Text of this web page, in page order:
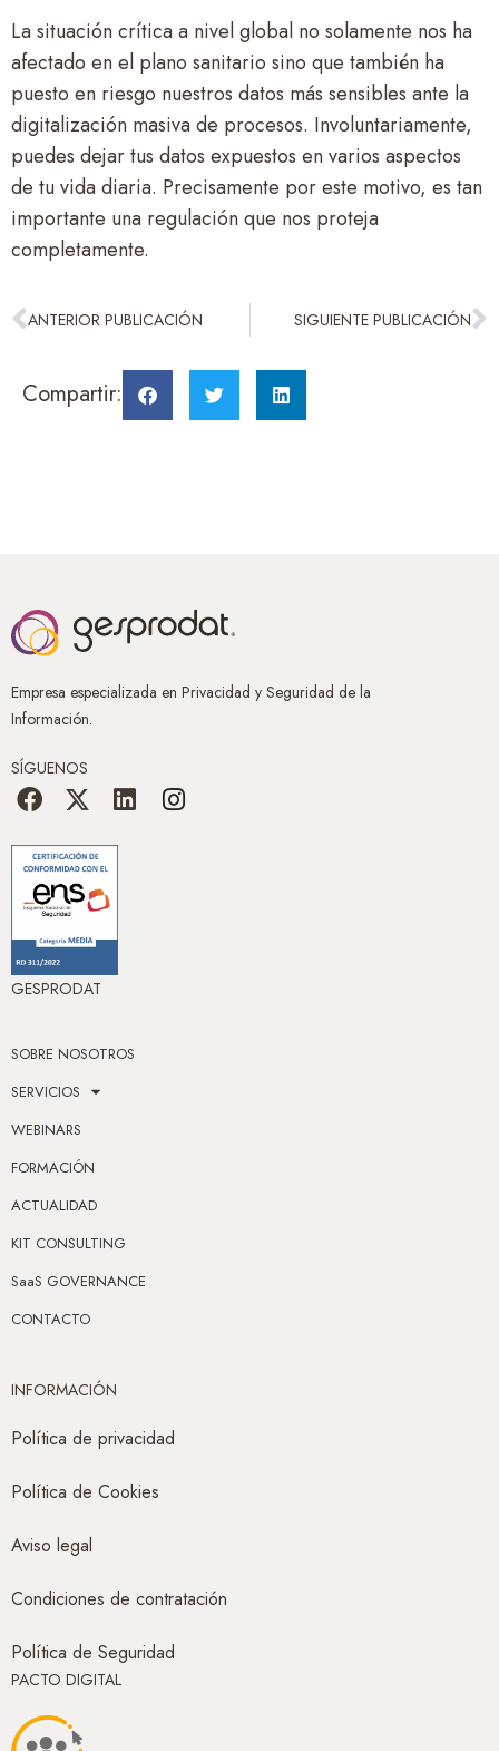
La situación crítica a nivel global no solamente nos ha
afectado en el plano sanitario sino que también ha
puesto en riesgo nuestros datos más sensibles ante la
digitalización masiva de procesos. Involuntariamente,
puedes dejar tus datos expuestos en varios aspectos
de tu vida diaria. Precisamente por este motivo, es tan
importante una regulación que nos proteja
completamente.
ANTERIOR PUBLICACIÓN SIGUIENTE PUBLICACIÓN
Compartir:
Empresa especializada en Privacidad y Seguridad de la
Información.
SÍGUENOS
GESPRODAT
SOBRE NOSOTROS
SERVICIOS
WEBINARS
FORMACIÓN
ACTUALIDAD
KIT CONSULTING
SaaS GOVERNANCE
CONTACTO
INFORMACIÓN
Política de privacidad
Política de Cookies
Aviso legal
Condiciones de contratación
Política de Seguridad
PACTO DIGITAL